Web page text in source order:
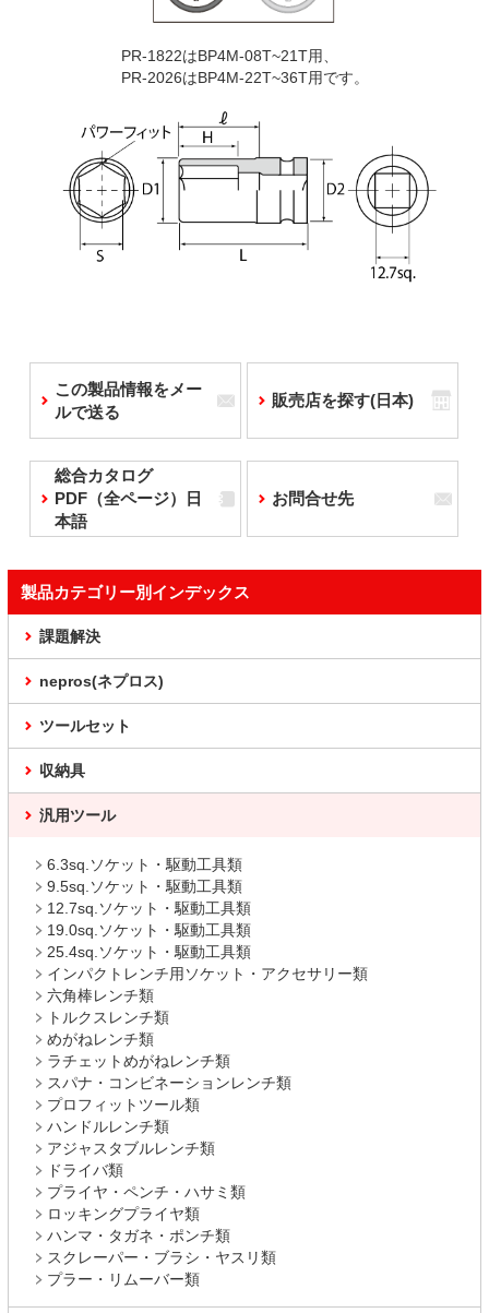
PR-1822はBP4M-08T~21T用、
PR-2026はBP4M-22T~36T用です。
この製品情報をメー
ルで送る
販売店を探す(日本)
総合カタログ
PDF（全ページ）日
本語
お問合せ先
製品カテゴリー別インデックス
課題解決
nepros(ネプロス)
ツールセット
収納具
汎用ツール
6.3sq.ソケット・駆動工具類
9.5sq.ソケット・駆動工具類
12.7sq.ソケット・駆動工具類
19.0sq.ソケット・駆動工具類
25.4sq.ソケット・駆動工具類
インパクトレンチ用ソケット・アクセサリー類
六角棒レンチ類
トルクスレンチ類
めがねレンチ類
ラチェットめがねレンチ類
スパナ・コンビネーションレンチ類
プロフィットツール類
ハンドルレンチ類
アジャスタブルレンチ類
ドライバ類
プライヤ・ペンチ・ハサミ類
ロッキングプライヤ類
ハンマ・タガネ・ポンチ類
スクレーパー・ブラシ・ヤスリ類
プラー・リムーバー類